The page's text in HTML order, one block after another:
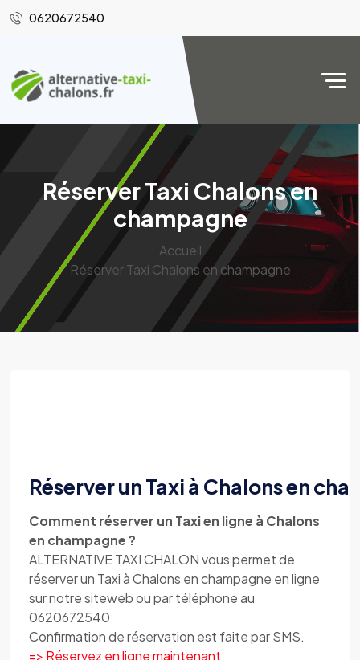
0620672540
Réserver Taxi Chalons en
champagne
Accueil
Réserver Taxi Chalons en champagne
Réserver un Taxi à Chalons en
Comment réserver un Taxi en ligne à Chalons
en champagne ?
ALTERNATIVE TAXI CHALON vous permet de
réserver un Taxi à Chalons en champagne en ligne
sur notre siteweb ou par téléphone au
0620672540
Confirmation de réservation est faite par SMS.
=> Réservez en ligne maintenant